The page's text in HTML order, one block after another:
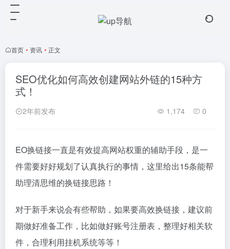
首页 • 资讯 • 正文
SEO优化如何高效创建网站外链的15种方
式！
2年前发布 1,174 0
EO换链接一直是有效提高网站权重的辅助手段，是一
件需要好好规划了认真执行的事情，这里给出15条能帮
助理清思维的换链接思路！
对于新手来说会有些帮助，如果要高效换链接，建议前
期做好准备工作，比如做好账号注册表，整理好相关软
件，合理利用挂机系统等等！